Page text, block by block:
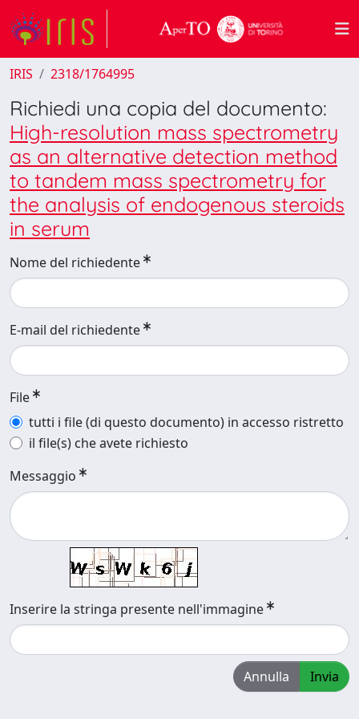
IRIS 2318/1764995
Richiedi una copia del documento:
High-resolution mass spectrometry
as an alternative detection method
to tandem mass spectrometry for
the analysis of endogenous steroids
in serum
Nome del richiedente
E-mail del richiedente
File
tutti i file (di questo documento) in accesso ristretto
il file(s) che avete richiesto
Messaggio
Inserire la stringa presente nell'immagine
Annulla Invia